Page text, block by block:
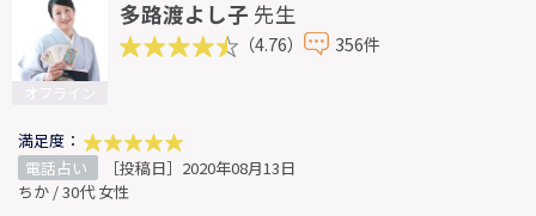
多路渡よし子 先生
（4.76） 356件
満足度：
電話占い
［投稿日］2020年08月13日
ちか / 30代 女性